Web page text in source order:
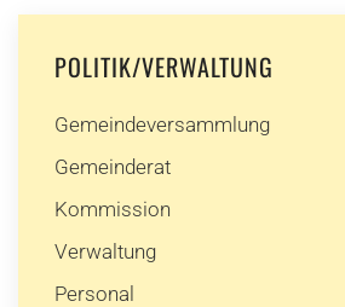
POLITIK/VERWALTUNG
Gemeindeversammlung
Gemeinderat
Kommission
Verwaltung
Personal